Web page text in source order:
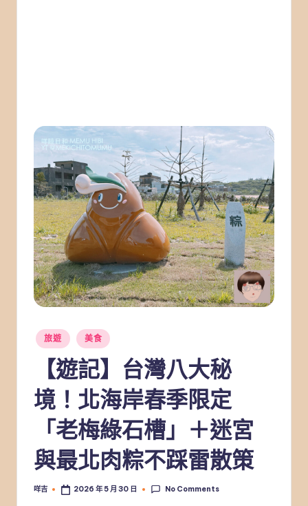
Posted
in
旅遊 美食
【遊記】台灣八大秘
境！北海岸春季限定
「老梅綠石槽」＋迷宮
與最北肉粽不踩雷散策
Posted
咩吉 2026 年 5 月 30 日 No Comments